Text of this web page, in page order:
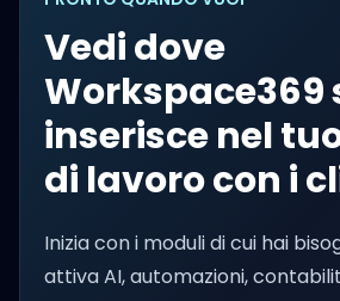
Vedi dove
Workspace369
inserisce nel
di lavoro con i
Inizia con i moduli di cui hai
attiva AI, automazioni,